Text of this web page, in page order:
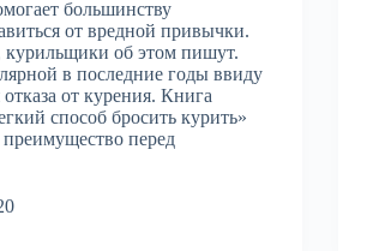
большинству
от вредной привычки.
об этом пишут.
в последние годы ввиду
от курения. Книга
способ бросить курить»
перед